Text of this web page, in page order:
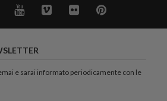
e sarai informato periodicamente con le